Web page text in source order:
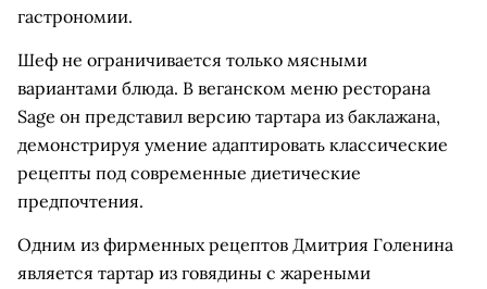
гастрономии.
Шеф не ограничивается только мясными
вариантами блюда. В веганском меню ресторана
Sage он представил версию тартара из баклажана,
демонстрируя умение адаптировать классические
рецепты под современные диетические
предпочтения.
Одним из фирменных рецептов Дмитрия Голенина
является тартар из говядины с жареными